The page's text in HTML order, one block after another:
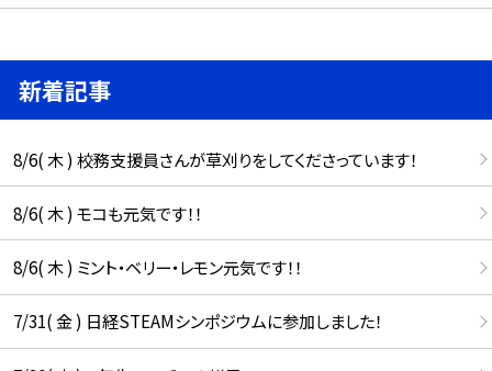
新着記事
8/6( 木 ) 校務支援員さんが草刈りをしてくださっています！
8/6( 木 ) モコも元気です！！
8/6( 木 ) ミント・ベリー・レモン元気です！！
7/31( 金 ) 日経STEAMシンポジウムに参加しました！